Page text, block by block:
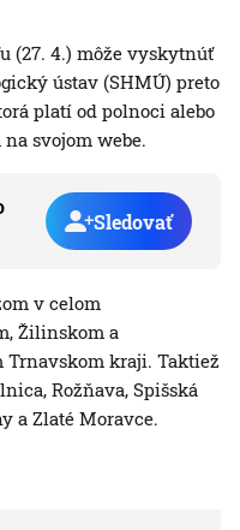
(27. 4.) môže vyskytnúť
ústav (SHMÚ) preto
platí od polnoci alebo
svojom webe.
Sledovať
v celom
Žilinskom a
Trnavskom kraji. Taktiež
Rožňava, Spišská
a Zlaté Moravce.